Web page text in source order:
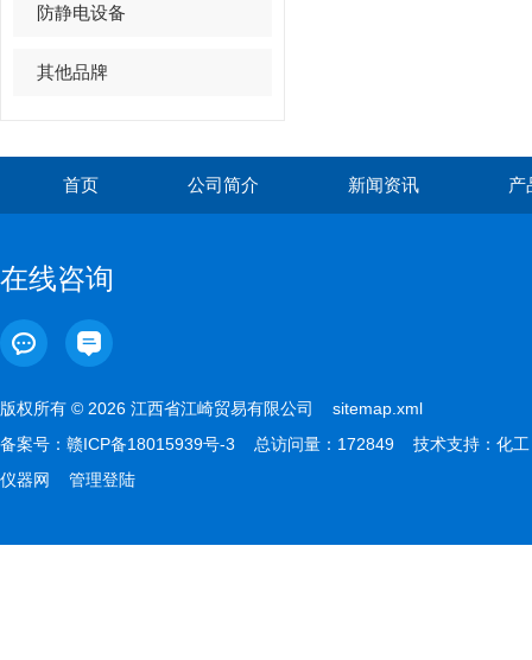
防静电设备
其他品牌
首页 公司简介 新闻资讯 产
在线咨询
版权所有 © 2026 江西省江崎贸易有限公司 sitemap.xml
备案号： 赣ICP备18015939号-3 总访问量：172849 技术支持： 化工
仪器网
管理登陆